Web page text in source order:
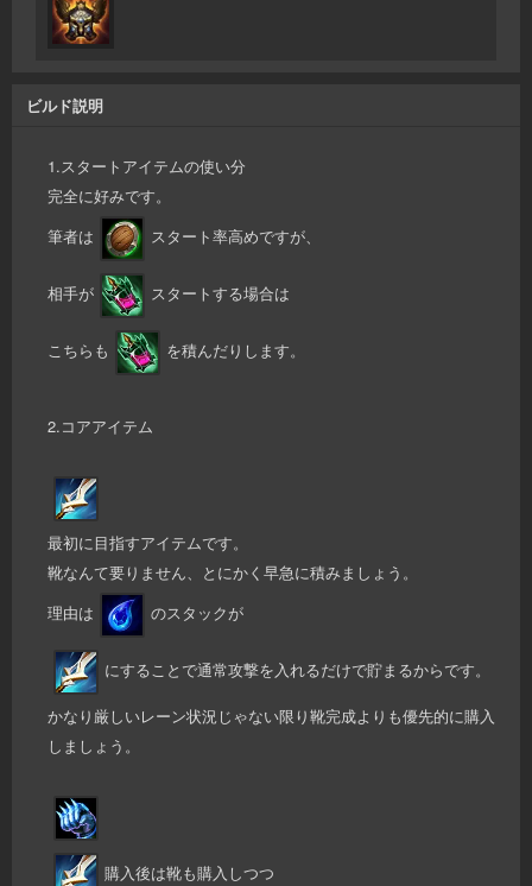
ビルド説明
1.スタートアイテムの使い分
完全に好みです。
筆者は
スタート率高めですが、
相手が スタートする場合は
こちらも を積んだりします。
2.コアアイテム
最初に目指すアイテムです。
靴なんて要りません、とにかく早急に積みましょう。
理由は
のスタックが
にすることで通常攻撃を入れるだけで貯まるからです。
かなり厳しいレーン状況じゃない限り靴完成よりも優先的に購入
しましょう。
購入後は靴も購入しつつ